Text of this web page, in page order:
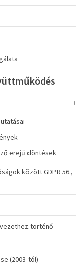
erejű döntések
között GDPR 56.,
történő
(2003-tól)